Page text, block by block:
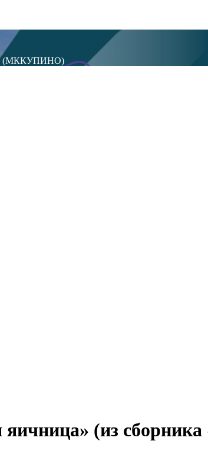
(МККУПИНО)
(из